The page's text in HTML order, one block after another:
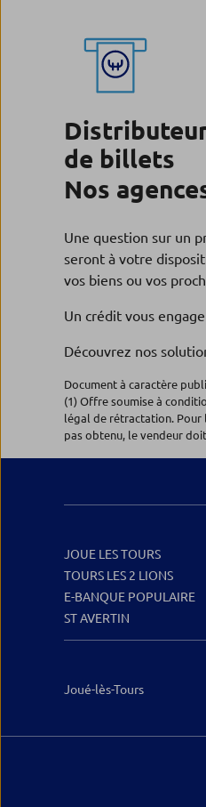
de billets
Nos
Une question sur un
seront à votre
vos biens ou vos
Un crédit vous
Découvrez nos
Document à caractère
(1) Offre soumise à
légal de rétractation.
pas obtenu, le vendeur
JOUE LES TOURS
TOURS LES 2 LIONS
E-BANQUE POPULAIRE
ST AVERTIN
Joué-lès-Tours